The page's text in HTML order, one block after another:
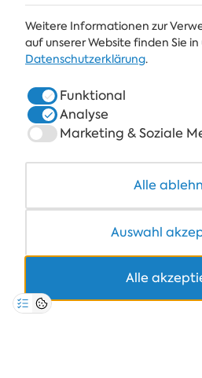
ALBENA
SPA &
RESTAURANTS
+359 700 12
Weitere Informationen zur
auf unserer Website finden Sie in
Datenschutzerklärung.
Funktional
Analyse
Marketing & Soziale
Alle
Auswahl
Alle